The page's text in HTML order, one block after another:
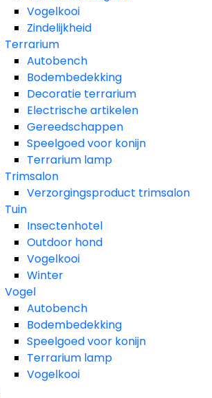
Vogelkooi
Zindelijkheid
Terrarium
Autobench
Bodembedekking
Decoratie terrarium
Electrische artikelen
Gereedschappen
Speelgoed voor konijn
Terrarium lamp
Trimsalon
Verzorgingsproduct trimsalon
Tuin
Insectenhotel
Outdoor hond
Vogelkooi
Winter
Vogel
Autobench
Bodembedekking
Speelgoed voor konijn
Terrarium lamp
Vogelkooi